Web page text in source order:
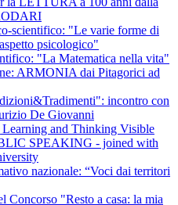
scientifico: "Le varie forme di
psicologico"
"La Matematica nella vita"
ARMONIA dai Pitagorici ad
incontro con
De Giovanni
and Thinking Visible
SPEAKING - joined with
nazionale: “Voci dai territori
Concorso "Resto a casa: la mia